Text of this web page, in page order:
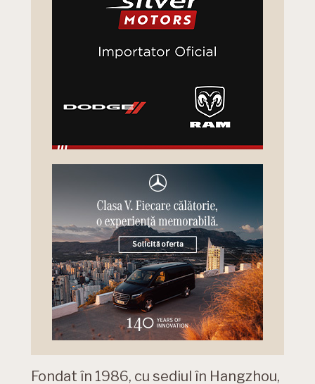
Fondat în 1986, cu sediul în Hangzhou,